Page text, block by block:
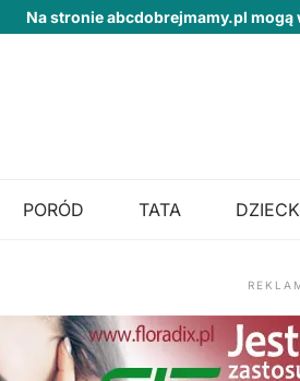
Na stronie abcdobrejmamy.pl
PORÓD TATA